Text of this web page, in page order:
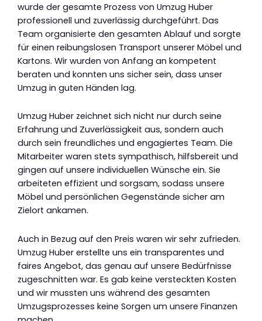
wurde der gesamte Prozess von Umzug Huber
professionell und zuverlässig durchgeführt. Das
Team organisierte den gesamten Ablauf und sorgte
für einen reibungslosen Transport unserer Möbel und
Kartons. Wir wurden von Anfang an kompetent
beraten und konnten uns sicher sein, dass unser
Umzug in guten Händen lag.
Umzug Huber zeichnet sich nicht nur durch seine
Erfahrung und Zuverlässigkeit aus, sondern auch
durch sein freundliches und engagiertes Team. Die
Mitarbeiter waren stets sympathisch, hilfsbereit und
gingen auf unsere individuellen Wünsche ein. Sie
arbeiteten effizient und sorgsam, sodass unsere
Möbel und persönlichen Gegenstände sicher am
Zielort ankamen.
Auch in Bezug auf den Preis waren wir sehr zufrieden.
Umzug Huber erstellte uns ein transparentes und
faires Angebot, das genau auf unsere Bedürfnisse
zugeschnitten war. Es gab keine versteckten Kosten
und wir mussten uns während des gesamten
Umzugsprozesses keine Sorgen um unsere Finanzen